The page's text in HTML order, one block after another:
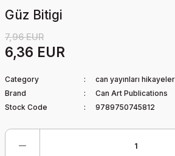
Güz Bitigi
7,96 EUR
6,36 EUR
Category
can yayınları hikayeler
Brand
Can Art Publications
Stock Code
9789750745812